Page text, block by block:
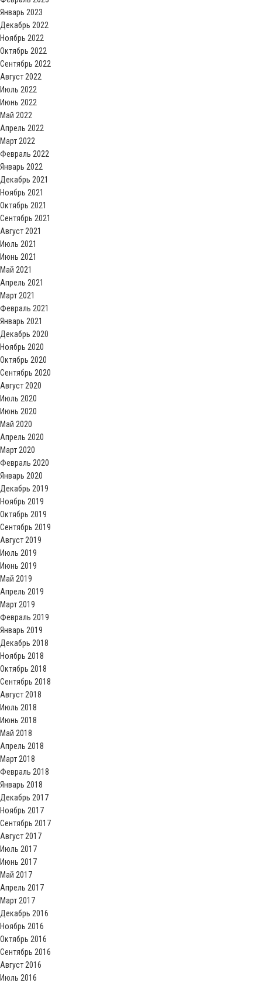
Январь 2023
Декабрь 2022
Ноябрь 2022
Октябрь 2022
Сентябрь 2022
Август 2022
Июль 2022
Июнь 2022
Май 2022
Апрель 2022
Март 2022
Февраль 2022
Январь 2022
Декабрь 2021
Ноябрь 2021
Октябрь 2021
Сентябрь 2021
Август 2021
Июль 2021
Июнь 2021
Май 2021
Апрель 2021
Март 2021
Февраль 2021
Январь 2021
Декабрь 2020
Ноябрь 2020
Октябрь 2020
Сентябрь 2020
Август 2020
Июль 2020
Июнь 2020
Май 2020
Апрель 2020
Март 2020
Февраль 2020
Январь 2020
Декабрь 2019
Ноябрь 2019
Октябрь 2019
Сентябрь 2019
Август 2019
Июль 2019
Июнь 2019
Май 2019
Апрель 2019
Март 2019
Февраль 2019
Январь 2019
Декабрь 2018
Ноябрь 2018
Октябрь 2018
Сентябрь 2018
Август 2018
Июль 2018
Июнь 2018
Май 2018
Апрель 2018
Март 2018
Февраль 2018
Январь 2018
Декабрь 2017
Ноябрь 2017
Сентябрь 2017
Август 2017
Июль 2017
Июнь 2017
Май 2017
Апрель 2017
Март 2017
Декабрь 2016
Ноябрь 2016
Октябрь 2016
Сентябрь 2016
Август 2016
Июль 2016